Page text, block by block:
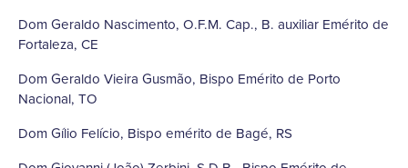
Dom Geraldo Nascimento, O.F.M. Cap., B. auxiliar Emérito de
Fortaleza, CE
Dom Geraldo Vieira Gusmão, Bispo Emérito de Porto
Nacional, TO
Dom Gílio Felício, Bispo emérito de Bagé, RS